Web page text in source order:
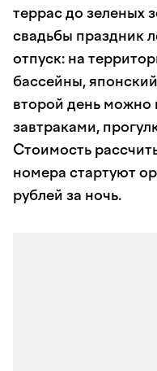
террас до зеленых
свадьбы праздник
отпуск: на
бассейны,
второй день
завтраками,
Стоимость
номера стартуют
рублей за ночь.